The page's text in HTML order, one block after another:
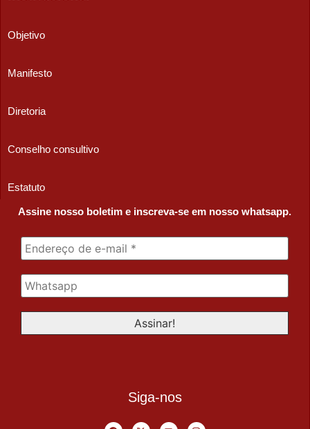
Objetivo
Manifesto
Diretoria
Conselho consultivo
Estatuto
Assine nosso boletim e inscreva-se em nosso whatsapp.
Siga-nos